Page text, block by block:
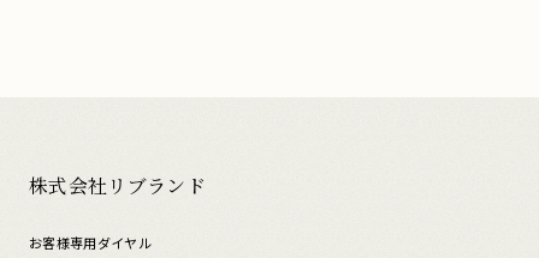
株式会社リブランド
お客様専用ダイヤル